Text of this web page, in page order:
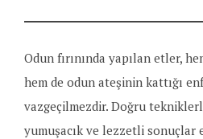
Odun fırınında yapılan etler,
hem de odun ateşinin kattığı
vazgeçilmezdir. Doğru
yumuşacık ve lezzetli sonuçlar